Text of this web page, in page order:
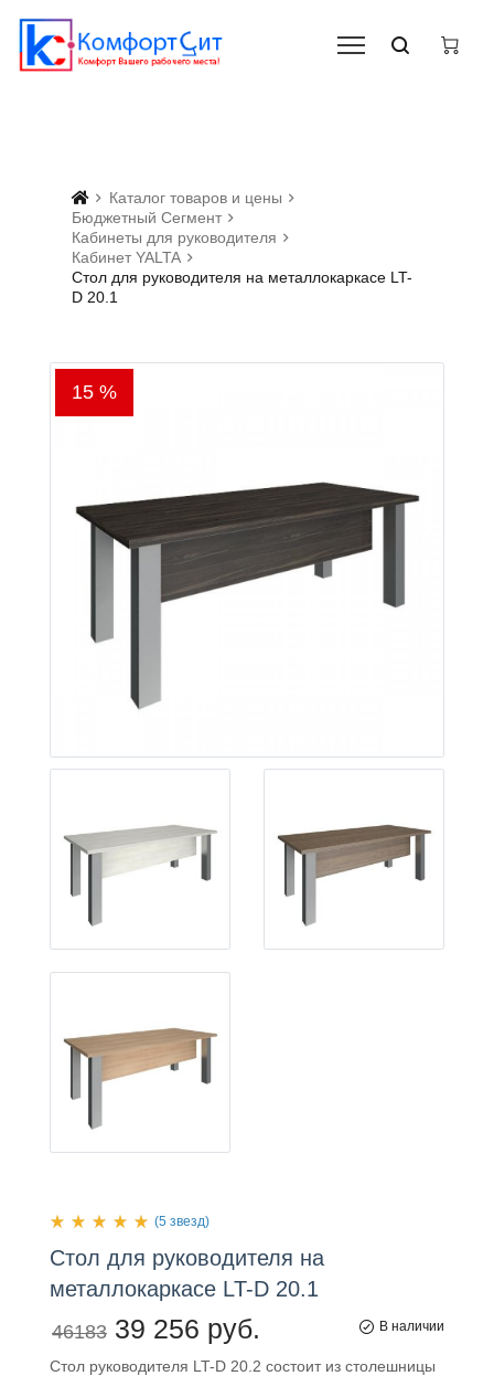
Каталог товаров и цены
Бюджетный Сегмент
Кабинеты для руководителя
Кабинет YALTA
Стол для руководителя на металлокаркасе LT-
D 20.1
15 %
(5 звезд)
Стол для руководителя на
металлокаркасе LT-D 20.1
46183 39 256 руб. В наличии
Стол руководителя LT-D 20.2 состоит из столешницы